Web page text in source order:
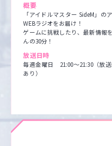
概要
「アイドルマスター SideM」の
WEBラジオをお届け！
ゲームに挑戦したり、最新情報
んの30分！
放送日時
毎週金曜日　21:00～21:30（放
あり）